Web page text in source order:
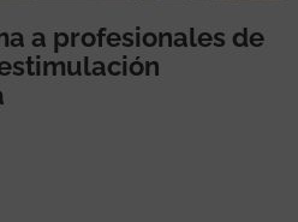
a profesionales de